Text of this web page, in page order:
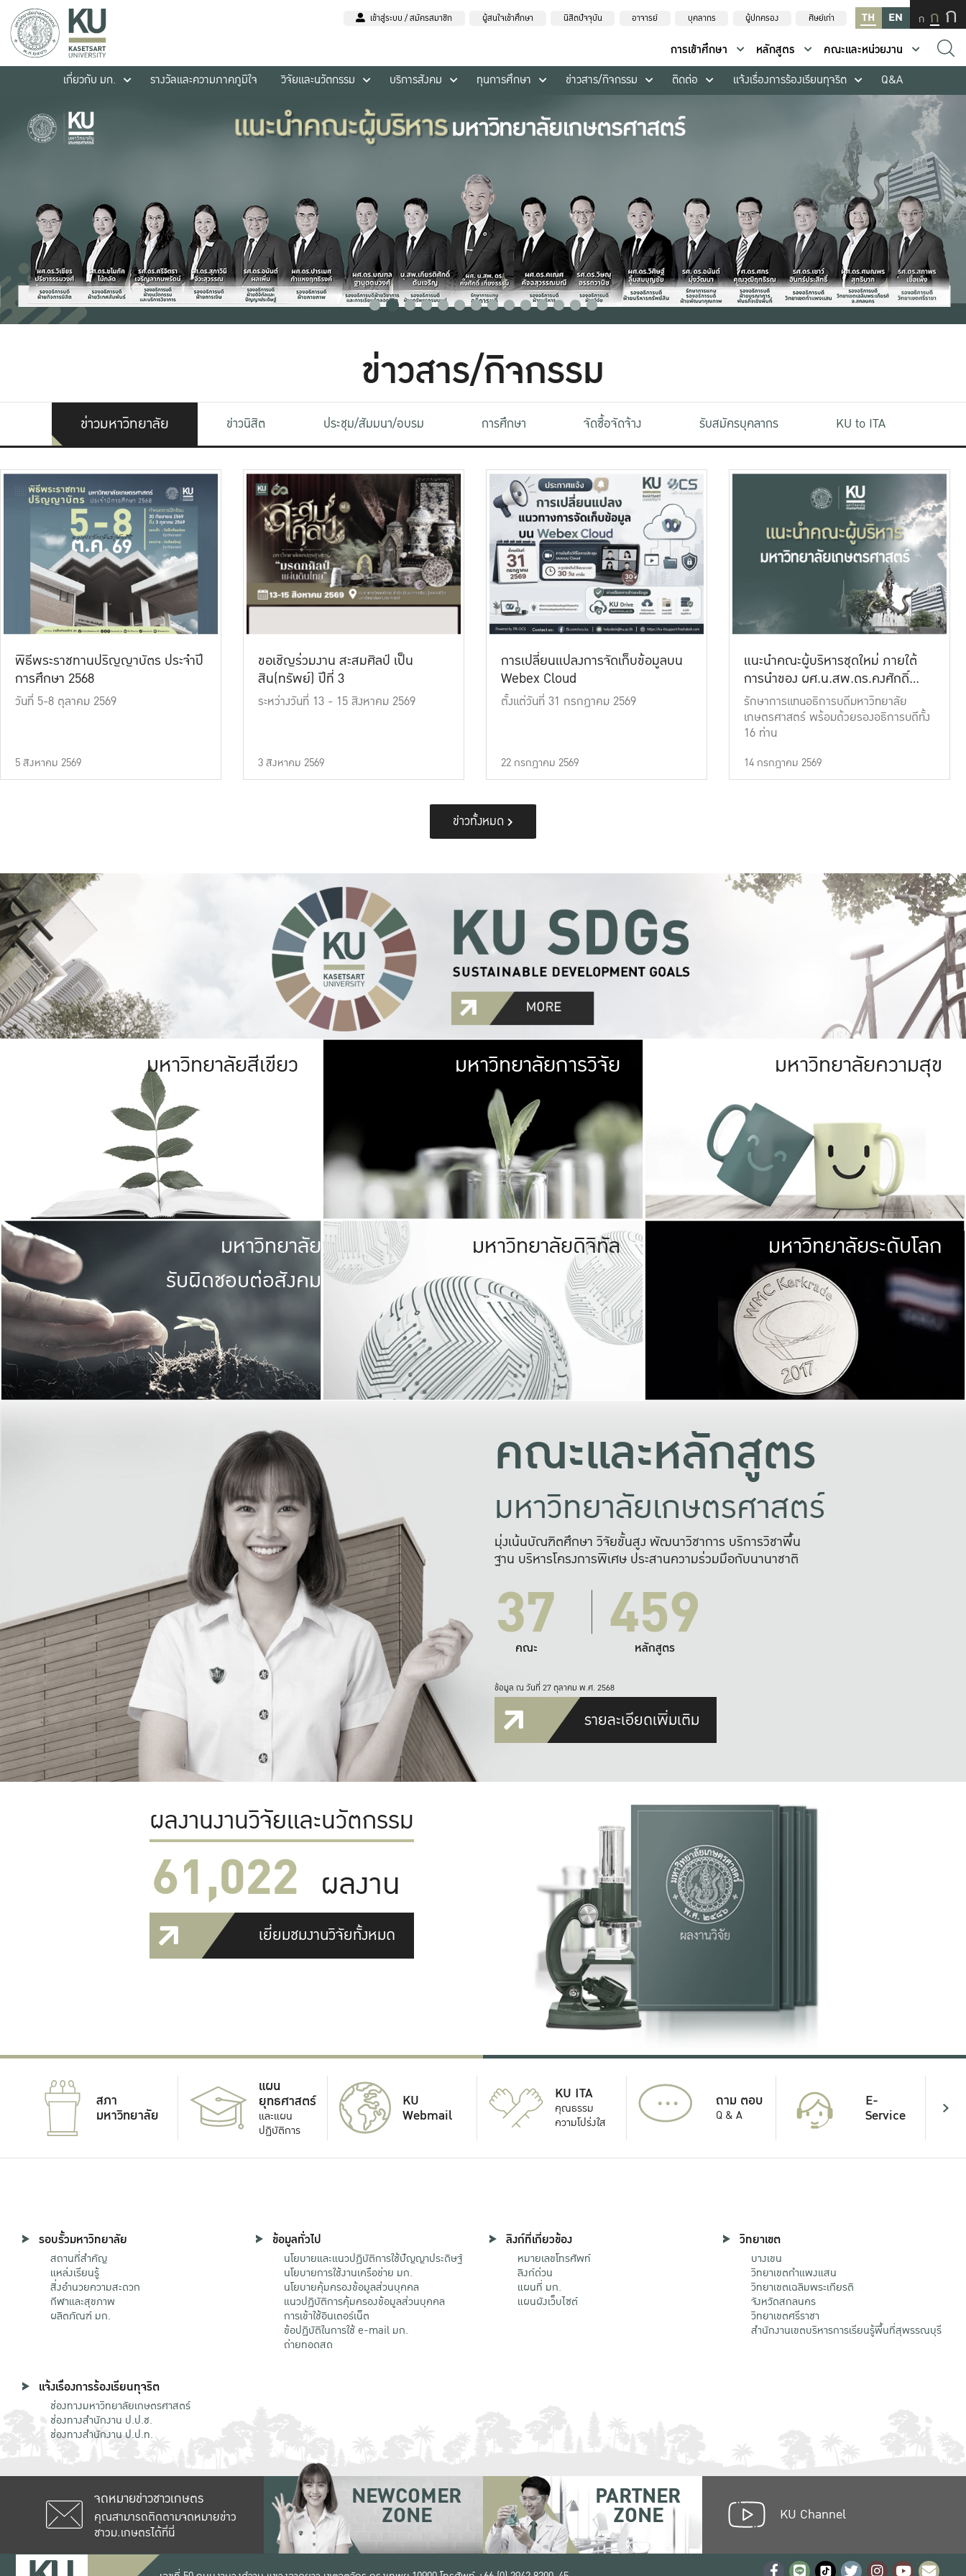
เข้าสู่ระบบ / สมัครสมาชิก ผู้สนใจเข้าศึกษา นิสิตปัจจุบัน อาจารย์ บุคลากร ผู้ปกครอง ศิษย์เก่า TH EN ก ก ก
การเข้าศึกษา หลักสูตร
คณะและหน่วยงาน
เกี่ยวกับ มก.
รางวัลและความภาคภูมิใจ วิจัยและนวัตกรรม บริการสังคม ทุนการศึกษา ข่าวสาร/กิจกรรม ติดต่อ แจ้งเรื่องการร้องเรียนทุจริต Q&A
ข่าวสาร/กิจกรรม
ข่าวมหาวิทยาลัย ข่าวนิสิต ประชุม/สัมมนา/อบรม การศึกษา จัดซื้อจัดจ้าง รับสมัครบุคลากร KU to ITA
พิธีพระราชทานปริญญาบัตร ประจำปี
การศึกษา 2568
วันที่ 5-8 ตุลาคม 2569
5 สิงหาคม 2569
ขอเชิญร่วมงาน สะสมศิลป์ เป็น
สิน(ทรัพย์) ปีที่ 3
ระหว่างวันที่ 13 - 15 สิงหาคม 2569
3 สิงหาคม 2569
การเปลี่ยนแปลงการจัดเก็บข้อมูลบน
Webex Cloud
ตั้งแต่วันที่ 31 กรกฎาคม 2569
22 กรกฎาคม 2569
แนะนำคณะผู้บริหารชุดใหม่ ภายใต้
การนำของ ผศ.น.สพ.ดร.คงศักดิ์
เที่ยงธรรม
รักษาการแทนอธิการบดีมหาวิทยาลัย
เกษตรศาสตร์ พร้อมด้วยรองอธิการบดีทั้ง
16 ท่าน
14 กรกฎาคม 2569
ข่าวทั้งหมด
มหาวิทยาลัยสีเขียว มหาวิทยาลัย
เกษตรศาสตร์ มีพื้นที่เขียวสดใส หนาแน่น
เป็นป่าในเมือง (URBAN FOREST)
เกษตรในเมือง (URBAN AGRICULTURE)
ที่นับรวมกันได้ประมาณ 1,400 ไร่
มหาวิทยาลัยการวิจัย มหาวิทยาลัย
ให้กับประชาชน
มหาวิทยาลัยความสุข
มหาวิทยาลัย
รับผิดชอบต่อสังคม
มหาวิทยาลัยรับผิดชอบต่อสังคม
ร่วมมือกับชุมชน เพื่อความกินดีอยู่ดี
และความสุขอย่างยั่งยืน
มองปัญหาในภาพกว้าง
แก้ไขจากปัญหาจุดเล็กๆ
มหาวิทยาลัยดิจิทัล มหาวิทยา
พร้อมที่จ
และผลักดันในการใช้ระบบส
เพื่อการทำงานแ
มหาวิทยาลัยระดับโลก
คณะและหลักสูตร
มหาวิทยาลัยเกษตรศาสตร์
มุ่งเน้นบัณฑิตศึกษา วิจัยขั้นสูง พัฒนาวิชาการ บริการวิชาพื้น
ฐาน บริหารโครงการพิเศษ ประสานความร่วมมือกับนานาชาติ
37
คณะ 459
หลักสูตร
ข้อมูล ณ วันที่ 27 ตุลาคม พ.ศ. 2568
รายละเอียดเพิ่มเติม
ผลงานงานวิจัยและนวัตกรรม
61,022 ผลงาน
เยี่ยมชมงานวิจัยทั้งหมด
สภา
มหาวิทยาลัย
แผน
ยุทธศาสตร์
และแผน
ปฏิบัติการ
KU
Webmail
KU ITA
คุณธรรม
ความโปร่งใส
... ถาม ตอบ
Q & A
E-
Service
รอบรั้วมหาวิทยาลัย
สถานที่สำคัญ
แหล่งเรียนรู้
สิ่งอำนวยความสะดวก
กีฬาและสุขภาพ
ผลิตภัณฑ์ มก.
ข้อมูลทั่วไป
นโยบายและแนวปฏิบัติการใช้ปัญญาประดิษฐ์
นโยบายการใช้งานเครือข่าย มก.
นโยบายคุ้มครองข้อมูลส่วนบุคคล
แนวปฏิบัติการคุ้มครองข้อมูลส่วนบุคคล
การเข้าใช้อินเตอร์เน็ต
ข้อปฏิบัติในการใช้ e-mail มก.
ถ่ายทอดสด
ลิงก์ที่เกี่ยวข้อง
หมายเลขโทรศัพท์
ลิงก์ด่วน
แผนที่ มก.
แผนผังเว็บไซต์
วิทยาเขต
บางเขน
วิทยาเขตกําแพงแสน
วิทยาเขตเฉลิมพระเกียรติ
จังหวัดสกลนคร
วิทยาเขตศรีราชา
สำนักงานเขตบริหารการเรียนรู้พื้นที่สุพรรณบุรี
แจ้งเรื่องการร้องเรียนทุจริต
ช่องทางมหาวิทยาลัยเกษตรศาสตร์
ช่องทางสำนักงาน ป.ป.ช.
ช่องทางสำนักงาน ป.ป.ท.
จดหมายข่าวชาวเกษตร
คุณสามารถติดตามจดหมายข่าว
ชาวม.เกษตรได้ที่นี่
NEWCOMER
ZONE
PARTNER
ZONE KU Channel